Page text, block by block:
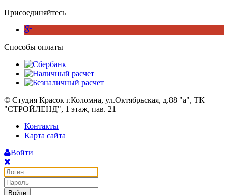
Присоединяйтесь
Способы оплаты
© Студия Красок г.Коломна, ул.Октябрьская, д.88 "а", ТК
"СТРОЙЛЕНД", 1 этаж, пав. 21
Контакты
Карта сайта
Войти
Войти